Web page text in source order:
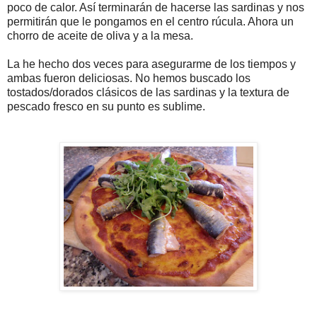
poco de calor. Así terminarán de hacerse las sardinas y nos
permitirán que le pongamos en el centro rúcula. Ahora un
chorro de aceite de oliva y a la mesa.
La he hecho dos veces para asegurarme de los tiempos y
ambas fueron deliciosas. No hemos buscado los
tostados/dorados clásicos de las sardinas y la textura de
pescado fresco en su punto es sublime.